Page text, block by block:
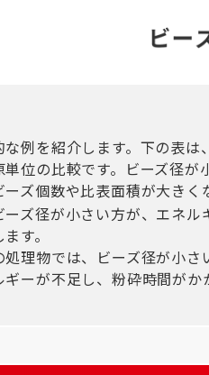
な例を紹介します。下の表
単位の比較です。ビーズ径
ーズ個数や比表面積が大きく
ーズ径が小さい方が、エネル
す。
処理物では、ビーズ径が小
ギーが不足し、粉砕時間がか